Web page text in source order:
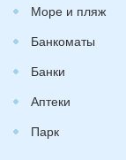
Море и пляж
Банкоматы
Банки
Аптеки
Парк